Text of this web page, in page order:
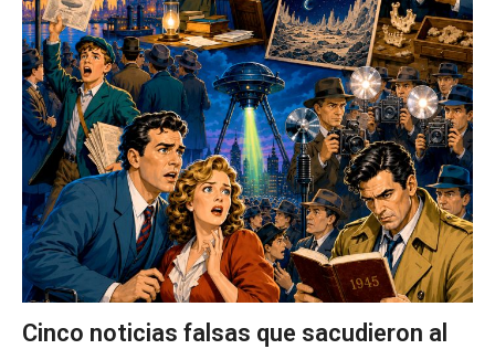
Cinco noticias falsas que sacudieron al